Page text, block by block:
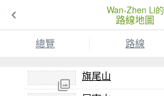
Wan-Zhen Li的
路線地圖
總覽
路線
旗尾山